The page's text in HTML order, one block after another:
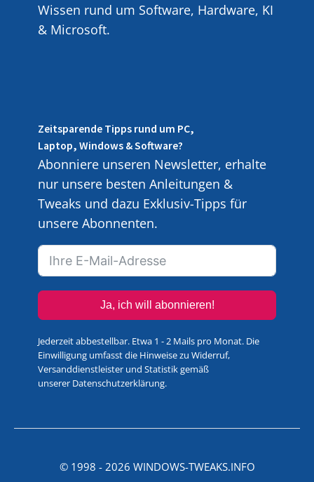
Wissen rund um Software, Hardware, KI
& Microsoft.
Zeitsparende Tipps rund um PC,
Laptop, Windows & Software?
Abonniere unseren Newsletter, erhalte
nur unsere besten Anleitungen &
Tweaks und dazu Exklusiv-Tipps für
unsere Abonnenten.
Ja, ich will abonnieren!
Jederzeit abbestellbar. Etwa 1 - 2 Mails pro Monat. Die
Einwilligung umfasst die Hinweise zu Widerruf,
Versanddienstleister und Statistik gemäß
unserer Datenschutzerklärung.
© 1998 - 2026 WINDOWS-TWEAKS.INFO